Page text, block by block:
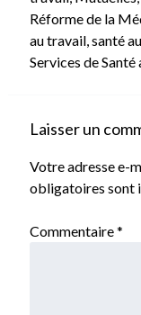
Réforme de la
au travail, santé
Services de
Laisser un
Votre adresse e-
obligatoires sont
Commentaire*